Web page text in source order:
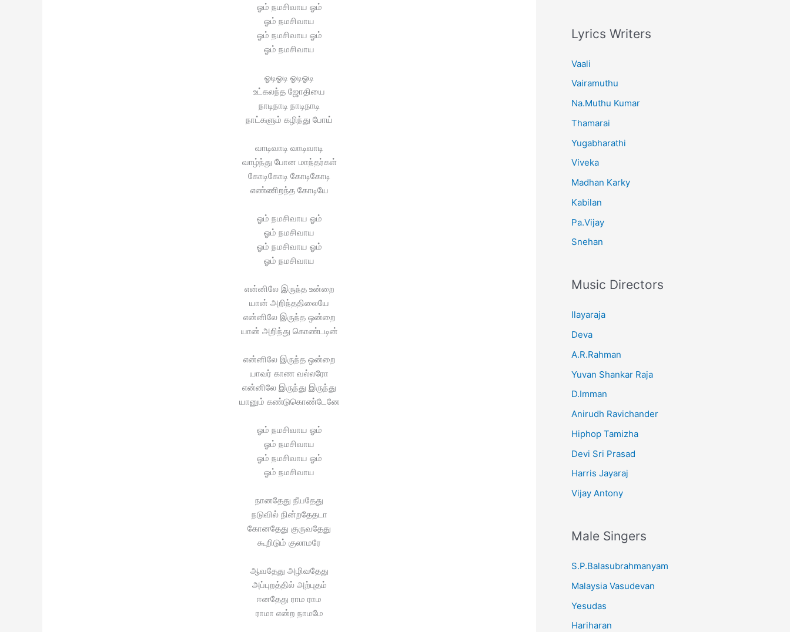
ஓம் நமசிவாய ஓம்
ஓம் நமசிவாய
ஓம் நமசிவாய ஓம்
ஓம் நமசிவாய
ஓடிஓடி ஓடிஓடி
உட்கலந்த ஜோதியை
நாடிநாடி நாடிநாடி
நாட்களும் கழிந்து போய்
வாடிவாடி வாடிவாடி
வாழ்ந்து போன மாந்தர்கள்
கோடிகோடி கோடிகோடி
எண்ணிறந்த கோடியே
ஓம் நமசிவாய ஓம்
ஓம் நமசிவாய
ஓம் நமசிவாய ஓம்
ஓம் நமசிவாய
என்னிலே இருந்த உன்றை
யான் அறிந்ததிலையே
என்னிலே இருந்த ஒன்றை
யான் அறிந்து கொண்டடின்
என்னிலே இருந்த ஒன்றை
யாவர் காண வல்லரோ
என்னிலே இருந்து இருந்து
யானும் கண்டுகொண்டேனே
ஓம் நமசிவாய ஓம்
ஓம் நமசிவாய
ஓம் நமசிவாய ஓம்
ஓம் நமசிவாய
நானதேது நீயதேது
நடுவில் நின்றதேதடா
கோனதேது குருவதேது
கூறிடும் குலாமரே
ஆவதேது அழிவதேது
அப்புறத்தில் அற்புதம்
ஈனதேது ராம ராம
ராமா என்ற நாமமே
Lyrics Writers
Vaali
Vairamuthu
Na.Muthu Kumar
Thamarai
Yugabharathi
Viveka
Madhan Karky
Kabilan
Pa.Vijay
Snehan
Music Directors
Ilayaraja
Deva
A.R.Rahman
Yuvan Shankar Raja
D.Imman
Anirudh Ravichander
Hiphop Tamizha
Devi Sri Prasad
Harris Jayaraj
Vijay Antony
Male Singers
S.P.Balasubrahmanyam
Malaysia Vasudevan
Yesudas
Hariharan